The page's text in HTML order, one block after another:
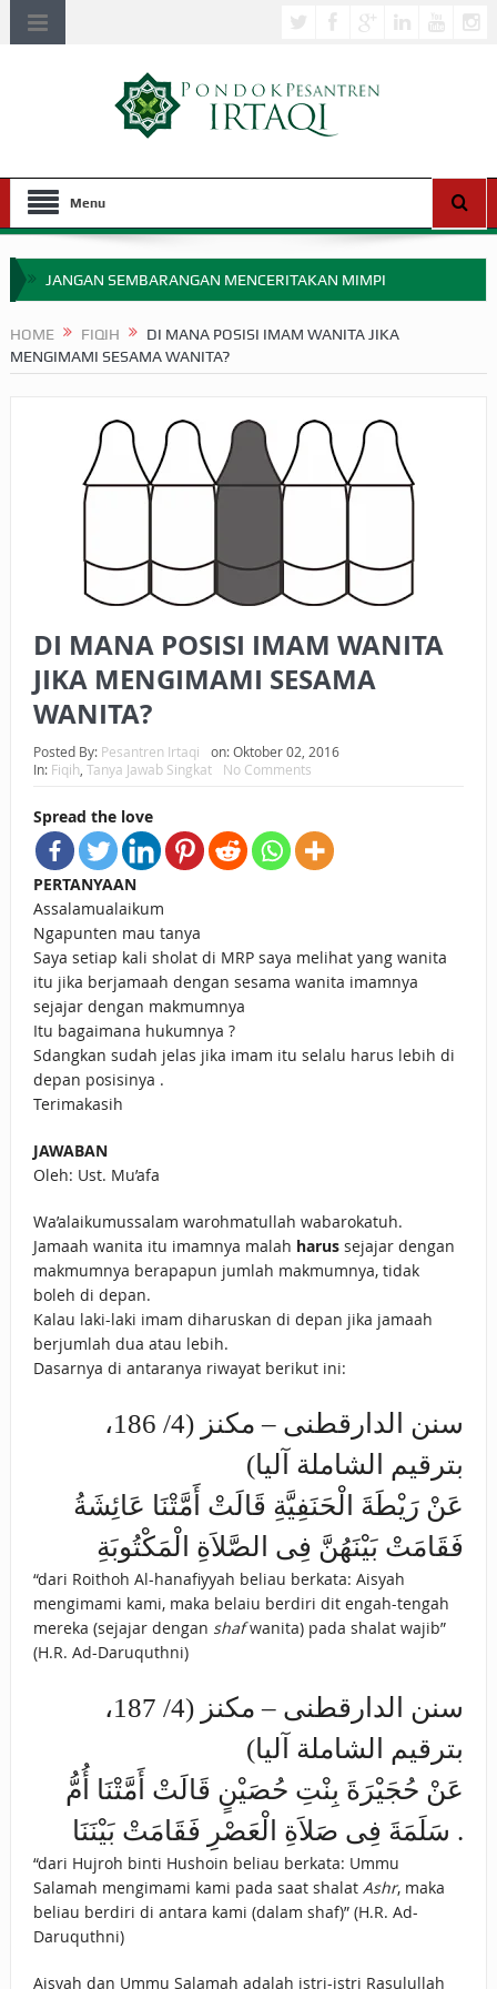
Menu
JANGAN SEMBARANGAN MENCERITAKAN MIMPI
MIMPI YANG DIABAIKAN MENJELANG PERANG BADAR
SEBELUM TIBA SAAT WAJIB?
HAKIKAT NIKMAT DI DUNIA!
UANG HARAM BISA MENJADI HALAL JIKA SEBAB
ISTIDLAL BATIL VS ISTIDLAL SYAR’I
BAHASA CINTA KARENA ALLAH
HUKUM MEMBAYAR ZAKAT DENGAN CARA MENGANGSUR
HOME FIQIH
DI MANA POSISI IMAM WANITA JIKA
MENGIMAMI SESAMA WANITA?
DI MANA POSISI IMAM WANITA
JIKA MENGIMAMI SESAMA
WANITA?
Posted By: Pesantren Irtaqi on:Oktober 02, 2016
In: Fiqih Tanya Jawab Singkat No Comments
Spread the love
PERTANYAAN
Assalamualaikum
Ngapunten mau tanya
Saya setiap kali sholat di MRP saya melihat yang wanita
itu jika berjamaah dengan sesama wanita imamnya
sejajar dengan makmumnya
Itu bagaimana hukumnya ?
Sdangkan sudah jelas jika imam itu selalu harus lebih di
depan posisinya .
Terimakasih
JAWABAN
Oleh: Ust. Mu’afa
Wa’alaikumussalam warohmatullah wabarokatuh.
Jamaah wanita itu imamnya malah harus sejajar dengan
makmumnya berapapun jumlah makmumnya, tidak
boleh di depan.
Kalau laki-laki imam diharuskan di depan jika jamaah
berjumlah dua atau lebih.
Dasarnya di antaranya riwayat berikut ini:
سنن الدارقطنى – مكنز (4/ 186،
بترقيم الشاملة آليا)
عَنْ رَيْطَةَ الْحَنَفِيَّةِ قَالَتْ أَمَّتْنَا عَائِشَةُ
فَقَامَتْ بَيْنَهُنَّ فِى الصَّلاَةِ الْمَكْتُوبَةِ
“dari Roithoh Al-hanafiyyah beliau berkata: Aisyah
mengimami kami, maka belaiu berdiri dit engah-tengah
mereka (sejajar dengan shafwanita) pada shalat wajib”
(H.R. Ad-Daruquthni)
سنن الدارقطنى – مكنز (4/ 187،
بترقيم الشاملة آليا)
عَنْ حُجَيْرَةَ بِنْتِ حُصَيْنٍ قَالَتْ أَمَّتْنَا أُمُّ
سَلَمَةَ فِى صَلاَةِ الْعَصْرِ فَقَامَتْ بَيْنَنَا .
“dari Hujroh binti Hushoin beliau berkata: Ummu
Salamah mengimami kami pada saat shalat Ashr, maka
beliau berdiri di antara kami (dalam shaf)” (H.R. Ad-
Daruquthni)
Aisyah dan Ummu Salamah adalah istri-istri Rasulullah